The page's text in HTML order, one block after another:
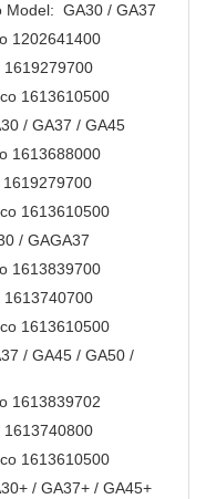
Model: GA30 / GA37
1202641400
1619279700
1613610500
/ GA37 / GA45
1613688000
1619279700
1613610500
/ GAGA37
1613839700
1613740700
1613610500
/ GA45 / GA50 /
1613839702
1613740800
1613610500
/ GA37+ / GA45+